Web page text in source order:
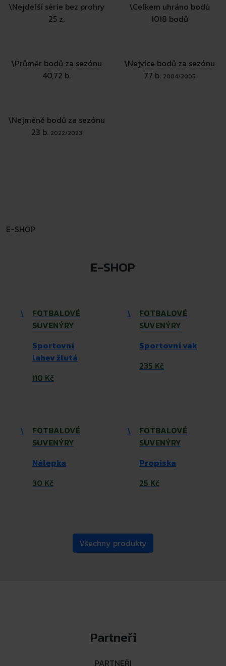
\Nejdelší série bez prohry
25 z.
\Celkem uhráno bodů
1018 bodů
\Průměr bodů za sezónu
40,72 b.
\Nejvíce bodů za sezónu
77 b. 2004/2005
\Nejméně bodů za sezónu
23 b. 2022/2023
E-SHOP
E-SHOP
\
FOTBALOVÉ
SUVENÝRY
Sportovní
lahev žlutá
110 Kč
\
FOTBALOVÉ
SUVENÝRY
Sportovní vak
235 Kč
\
FOTBALOVÉ
SUVENÝRY
Nálepka
30 Kč
\
FOTBALOVÉ
SUVENÝRY
Propiska
25 Kč
Všechny produkty
Partneři
PARTNEŘI